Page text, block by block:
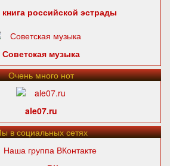
книга российской эстрады
Советская музыка
Очень много нот
ale07.ru
в социальных сетях